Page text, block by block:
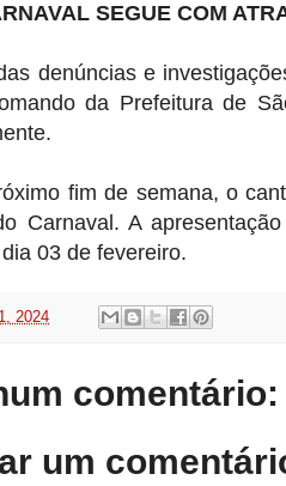
SEGUE COM
denúncias e
da Prefeitura de
fim de semana, o
Carnaval. A
03 de fevereiro.
2024
comentário:
um